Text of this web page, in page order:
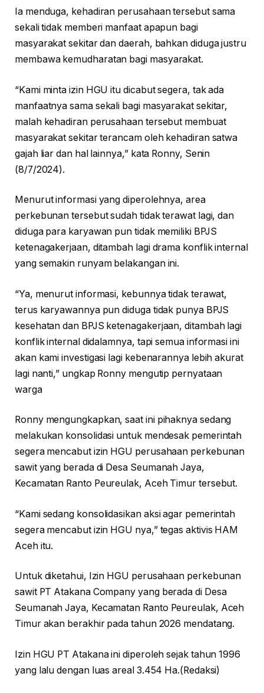
Ia menduga, kehadiran perusahaan tersebut sama
sekali tidak memberi manfaat apapun bagi
masyarakat sekitar dan daerah, bahkan diduga justru
membawa kemudharatan bagi masyarakat.
“Kami minta izin HGU itu dicabut segera, tak ada
manfaatnya sama sekali bagi masyarakat sekitar,
malah kehadiran perusahaan tersebut membuat
masyarakat sekitar terancam oleh kehadiran satwa
gajah liar dan hal lainnya,” kata Ronny, Senin
(8/7/2024).
Menurut informasi yang diperolehnya, area
perkebunan tersebut sudah tidak terawat lagi, dan
diduga para karyawan pun tidak memiliki BPJS
ketenagakerjaan, ditambah lagi drama konflik internal
yang semakin runyam belakangan ini.
“Ya, menurut informasi, kebunnya tidak terawat,
terus karyawannya pun diduga tidak punya BPJS
kesehatan dan BPJS ketenagakerjaan, ditambah lagi
konflik internal didalamnya, tapi semua informasi ini
akan kami investigasi lagi kebenarannya lebih akurat
lagi nanti,” ungkap Ronny mengutip pernyataan
warga
Ronny mengungkapkan, saat ini pihaknya sedang
melakukan konsolidasi untuk mendesak pemerintah
segera mencabut izin HGU perusahaan perkebunan
sawit yang berada di Desa Seumanah Jaya,
Kecamatan Ranto Peureulak, Aceh Timur tersebut.
“Kami sedang konsolidasikan aksi agar pemerintah
segera mencabut izin HGU nya,” tegas aktivis HAM
Aceh itu.
Untuk diketahui, Izin HGU perusahaan perkebunan
sawit PT Atakana Company yang berada di Desa
Seumanah Jaya, Kecamatan Ranto Peureulak, Aceh
Timur akan berakhir pada tahun 2026 mendatang.
Izin HGU PT Atakana ini diperoleh sejak tahun 1996
yang lalu dengan luas areal 3.454 Ha.(Redaksi)